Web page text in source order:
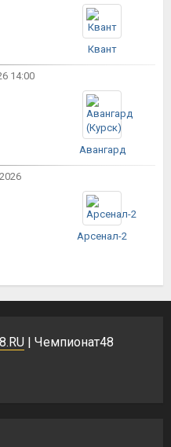
Квант
14:00
Авангард
Арсенал-2
| Чемпионат48